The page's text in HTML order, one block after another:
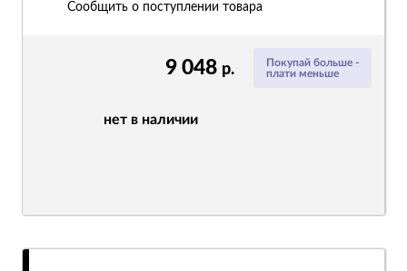
Покупай больше -
плати меньше
9 048 р.
нет в наличии
Сообщить о поступлении товара